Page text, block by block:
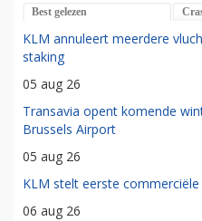
Best gelezen
KLM annuleert meerdere
staking
05 aug 26
Transavia opent komende
Brussels Airport
05 aug 26
KLM stelt eerste
06 aug 26